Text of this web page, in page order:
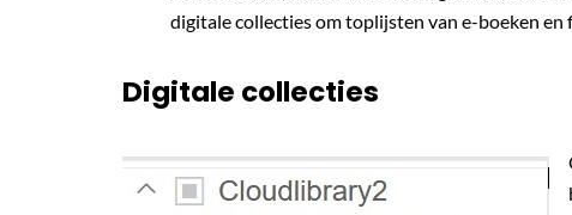
digitale collecties om toplijsten van e-boeken en
Digitale collecties